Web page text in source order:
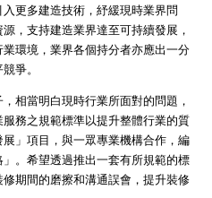
更多建造技術，紓緩現時業界問
，支持建造業界達至可持續發展，
環境，業界各個持分者亦應出一分
爭。
相當明白現時行業所面對的問題，
務之規範標準以提升整體行業的質
」項目，與一眾專業機構合作，編
。希望透過推出一套有所規範的標
期間的磨擦和溝通誤會，提升裝修